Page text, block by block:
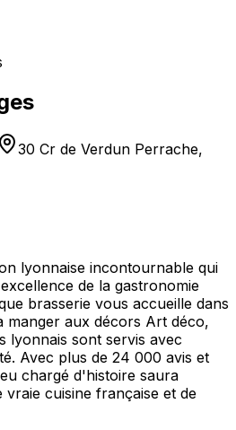
30 Cr de Verdun Perrache,
lyonnaise incontournable qui
de la gastronomie
brasserie vous accueille dans
manger aux décors Art déco,
lyonnais sont servis avec
Avec plus de 24 000 avis et
chargé d'histoire saura
vraie cuisine française et de